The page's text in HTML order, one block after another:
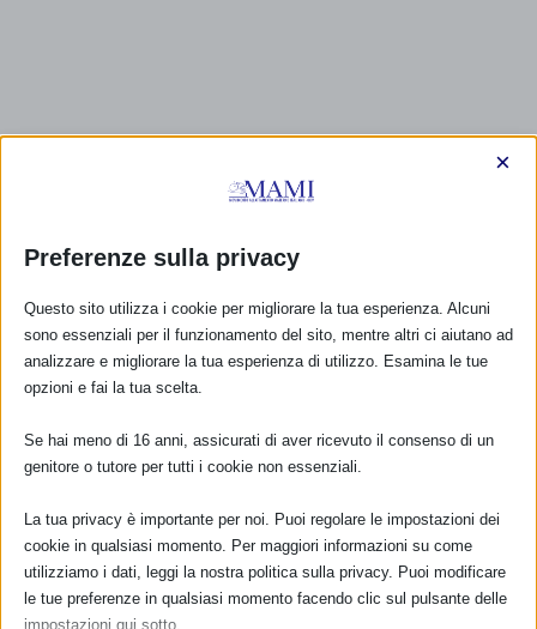
CALENDARIO EVENTI
Non ci sono eventi
Preferenze sulla privacy
×
Questo sito utilizza i cookie per migliorare la tua esperienza. Alcuni
sono essenziali per il funzionamento del sito, mentre altri ci aiutano ad
analizzare e migliorare la tua esperienza di utilizzo. Esamina le tue
opzioni e fai la tua scelta.
Se hai meno di 16 anni, assicurati di aver ricevuto il consenso di un
genitore o tutore per tutti i cookie non essenziali.
La tua privacy è importante per noi. Puoi regolare le impostazioni dei
cookie in qualsiasi momento. Per maggiori informazioni su come
utilizziamo i dati, leggi la nostra politica sulla privacy. Puoi modificare
le tue preferenze in qualsiasi momento facendo clic sul pulsante delle
impostazioni qui sotto.